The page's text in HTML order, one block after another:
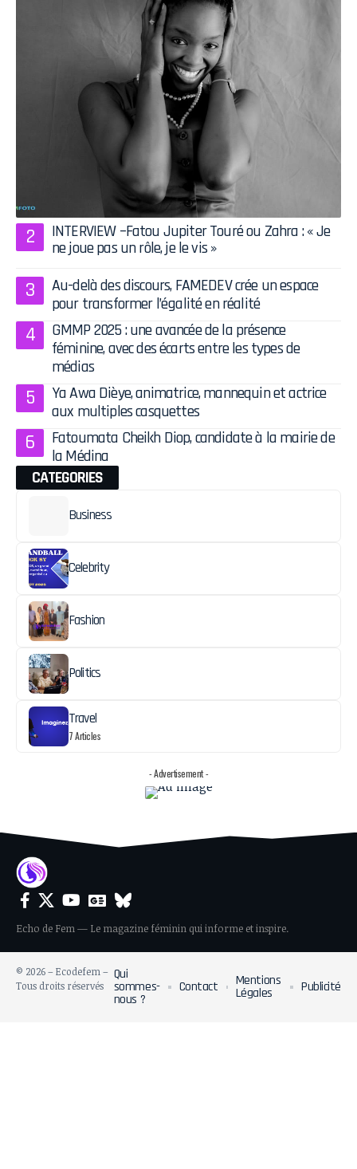
INTERVIEW –Fatou Jupiter Touré ou Zahra : « Je
ne joue pas un rôle, je le vis »
Au-delà des discours, FAMEDEV crée un espace
pour transformer l’égalité en réalité
GMMP 2025 : une avancée de la présence
féminine, avec des écarts entre les types de
médias
Ya Awa Dièye, animatrice, mannequin et actrice
aux multiples casquettes
Fatoumata Cheikh Diop, candidate à la mairie de
la Médina
CATEGORIES
Business
Celebrity
Fashion
Politics
Travel
7 Articles
- Advertisement -
Echo de Fem — Le magazine féminin qui informe et inspire.
© 2026 – Ecodefem –
Tous droits réservés
Qui
sommes-
nous ?
Contact Mentions
Légales Publicité